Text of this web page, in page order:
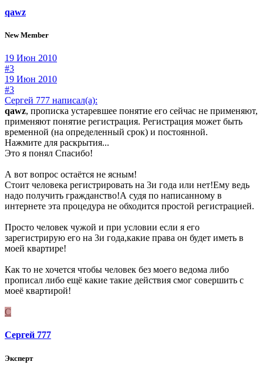
qawz
New Member
19 Июн 2010
#3
19 Июн 2010
#3
Сергей 777 написал(а):
qawz, прописка устаревшее понятие его сейчас не применяют,
применяют понятие регистрация. Регистрация может быть
временной (на определенный срок) и постоянной.
Нажмите для раскрытия...
Это я понял Спасибо!
А вот вопрос остаётся не ясным!
Стоит человека регистрировать на 3и года или нет!Ему ведь
надо получить гражданство!А судя по написанному в
интернете эта процедура не обходится простой регистрацией.
Просто человек чужой и при условии если я его
зарегистрирую его на 3и года,какие права он будет иметь в
моей квартире!
Как то не хочется чтобы человек без моего ведома либо
прописал либо ещё какие такие действия смог совершить с
моеё квартирой!
С
Сергей 777
Эксперт